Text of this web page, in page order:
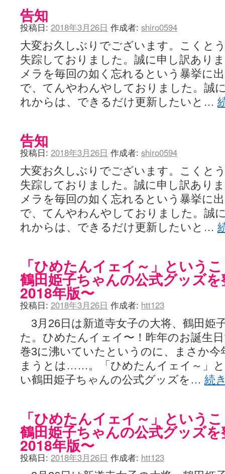
告知
投稿日: 2018年3月26日 作成者: shiro0594
大変お久しぶりでございます。こくと
失踪しておりました。誠に申し訳あり
メラを毎回の如く忘れるという暴挙に
で、てんやわんやしておりました。誠
れからは、できるだけ更新したいと…
告知
投稿日: 2018年3月26日 作成者: shiro0594
大変お久しぶりでございます。こくと
失踪しておりました。誠に申し訳あり
メラを毎回の如く忘れるという暴挙に
で、てんやわんやしておりました。誠
れからは、できるだけ更新したいと…
「ひめたんイェイ～」という
鶴田姫子ちゃんの公式グッズ
2018年版〜
投稿日: 2018年3月26日 作成者: htt123
3月26日は新道寺女子の大将、鶴田姫
た。ひめたんイェイ〜！昨年のお誕生
巻3に沸いていたというのに、まさか
まうとは……。「ひめたんイェイ～」
い鶴田姫子ちゃんの公式グッズを… 続
「ひめたんイェイ～」という
鶴田姫子ちゃんの公式グッズ
2018年版〜
投稿日: 2018年3月26日 作成者: htt123